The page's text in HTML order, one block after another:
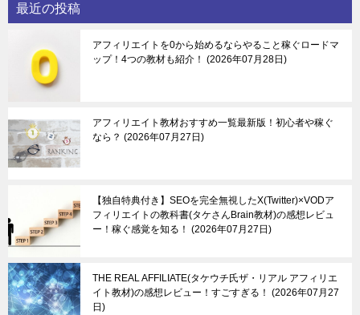
最近の投稿
アフィリエイトを0から始めるならやること稼ぐロードマ
ップ！4つの教材も紹介！
2026年07月28日
アフィリエイト教材おすすめ一覧最新版！初心者や稼ぐ
なら？
2026年07月27日
【独自特典付き】SEOを完全無視したX(Twitter)×VODア
フィリエイトの教科書(タケさんBrain教材)の感想レビュ
ー！稼ぐ感覚を知る！
2026年07月27日
THE REAL AFFILIATE(タケウチ氏ザ・リアル アフィリエ
イト教材)の感想レビュー！すごすぎる！
2026年07月27
日